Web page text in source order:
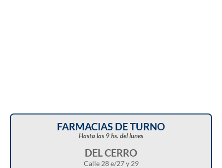
FARMACIAS DE TURNO
Hasta las 9 hs. del lunes
DEL CERRO
Calle 28 e/27 y 29